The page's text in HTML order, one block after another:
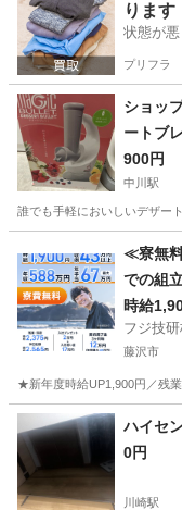
ります
状態が
プリフラ
ショ
ートブ
900円
中川駅
誰でも手軽においしいデザー
中川駅
≪寮無
での組
時給
フジ技
藤沢市
★新年度時給UP1,900円／残
神奈川 藤沢市 その他
ハイセ
0円
川崎駅